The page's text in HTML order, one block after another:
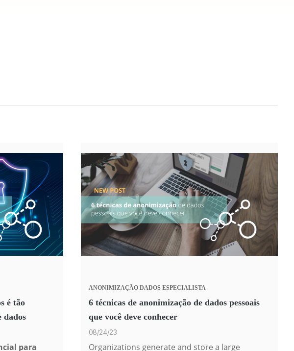
é tão
dados
para
ANONIMIZAÇÃO DADOS ESPECIALISTA
6 técnicas de anonimização de dados pessoais
que você deve conhecer
08/24/23
Organizations generate and store a large